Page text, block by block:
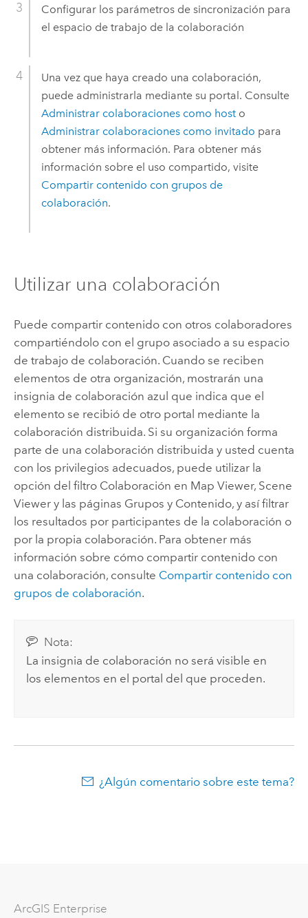
Configurar los parámetros de sincronización para
el espacio de trabajo de la colaboración
Una vez que haya creado una colaboración,
puede administrarla mediante su portal. Consulte
Administrar colaboraciones como hosto
Administrar colaboraciones como invitado para
obtener más información. Para obtener más
información sobre el uso compartido, visite
Compartir contenido con grupos de
colaboración.
Utilizar una colaboración
Puede compartir contenido con otros colaboradores
compartiéndolo con el grupo asociado a su espacio
de trabajo de colaboración. Cuando se reciben
elementos de otra organización, mostrarán una
insignia de colaboración azul que indica que el
elemento se recibió de otro portal mediante la
colaboración distribuida. Si su organización forma
parte de una colaboración distribuida y usted cuenta
con los privilegios adecuados, puede utilizar la
opción del filtro Colaboración en Map Viewer, Scene
Viewer y las páginas Grupos y Contenido, y así filtrar
los resultados por participantes de la colaboración o
por la propia colaboración. Para obtener más
información sobre cómo compartir contenido con
una colaboración, consulte Compartir contenido con
grupos de colaboración.
Nota:
La insignia de colaboración no será visible en
los elementos en el portal del que proceden.
¿Algún comentario sobre este tema?
ArcGIS Enterprise